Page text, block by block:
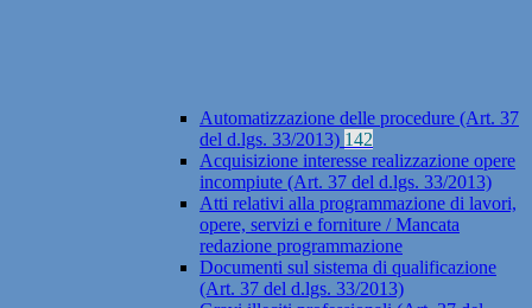
Automatizzazione delle procedure (Art. 37
del d.lgs. 33/2013) 142
Acquisizione interesse realizzazione opere
incompiute (Art. 37 del d.lgs. 33/2013)
Atti relativi alla programmazione di lavori,
opere, servizi e forniture / Mancata
redazione programmazione
Documenti sul sistema di qualificazione
(Art. 37 del d.lgs. 33/2013)